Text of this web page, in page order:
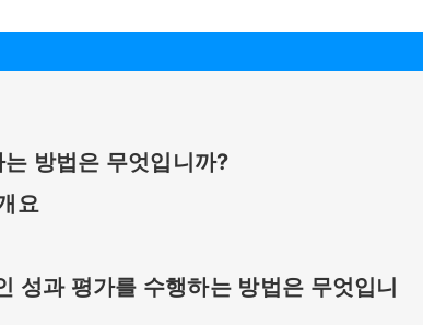
방법은 무엇입니까?
요
과 평가를 수행하는 방법은 무엇입니